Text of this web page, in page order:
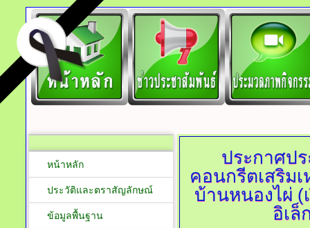
ประกาศป
คอนกรีตเสริม
บ้านหนองไผ่ (
อิเล็
หน้าหลัก
ประวัติและตราสัญลักษณ์
ข้อมูลพื้นฐาน